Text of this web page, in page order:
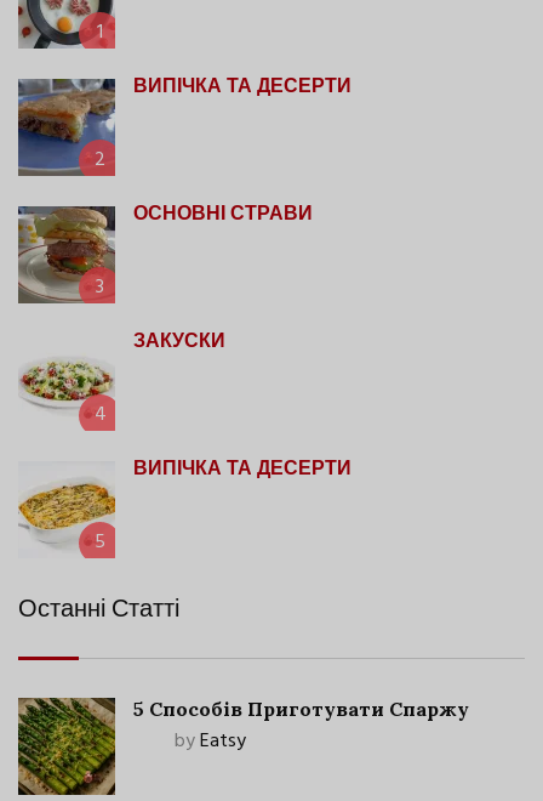
1
2
ВИПІЧКА ТА ДЕСЕРТИ
3
ОСНОВНІ СТРАВИ
4
ЗАКУСКИ
5
ВИПІЧКА ТА ДЕСЕРТИ
Останні Статті
5 Способів Приготувати Спаржу
byEatsy